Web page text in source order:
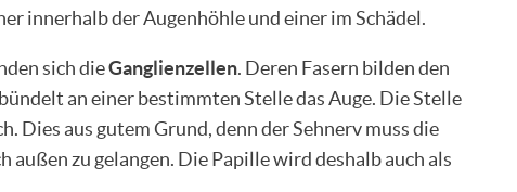
innerhalb der Augenhöhle und einer im Schädel.
sich dieGanglienzellen. Deren Fasern bilden den
an einer bestimmten Stelle das Auge. Die Stelle
aus gutem Grund, denn der Sehnerv muss die
zu gelangen. Die Papille wird deshalb auch als